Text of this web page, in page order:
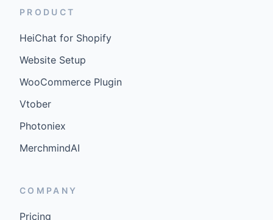
PRODUCT
HeiChat for Shopify
Website Setup
WooCommerce Plugin
Vtober
Photoniex
MerchmindAI
COMPANY
Pricing